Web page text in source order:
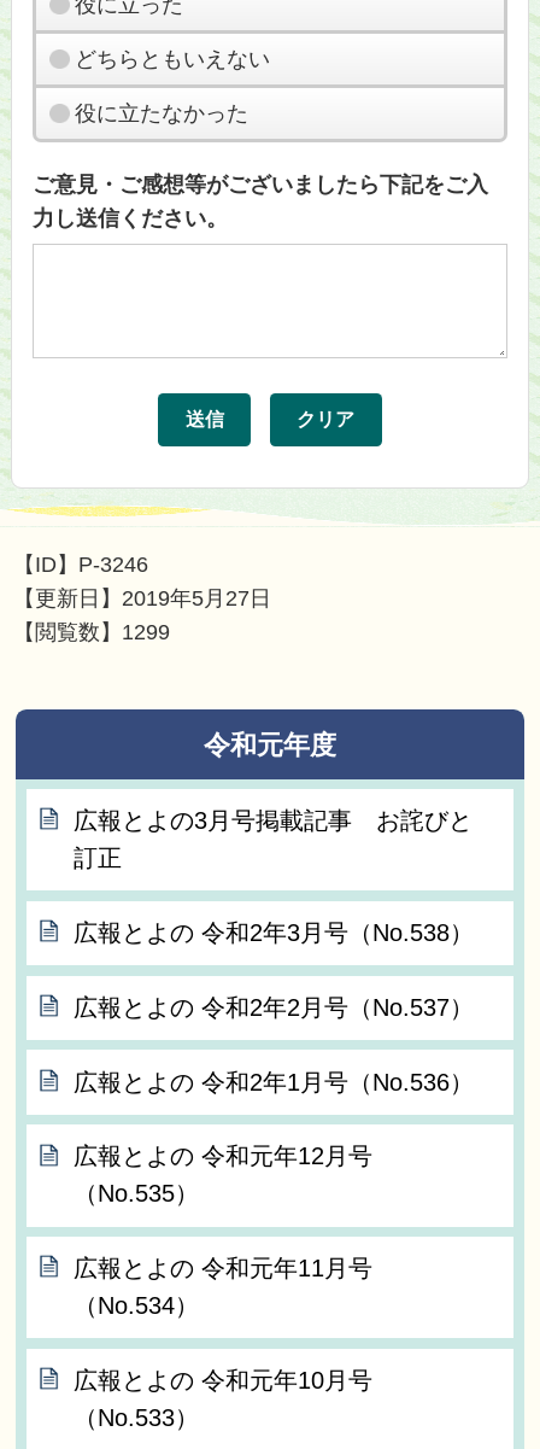
役に立った
どちらともいえない
役に立たなかった
ご意見・ご感想等がございましたら下記をご入
力し送信ください。
【ID】 P-3246
【更新日】 2019年5月27日
【閲覧数】 1299
令和元年度
広報とよの3月号掲載記事 お詫びと
訂正
広報とよの 令和2年3月号（No.538）
広報とよの 令和2年2月号（No.537）
広報とよの 令和2年1月号（No.536）
広報とよの 令和元年12月号
（No.535）
広報とよの 令和元年11月号
（No.534）
広報とよの 令和元年10月号
（No.533）